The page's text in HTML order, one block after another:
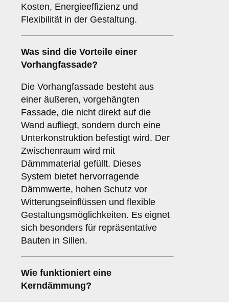
Kosten, Energieeffizienz und
Flexibilität in der Gestaltung.
Was sind die Vorteile einer
Vorhangfassade?
Die Vorhangfassade besteht aus
einer äußeren, vorgehängten
Fassade, die nicht direkt auf die
Wand aufliegt, sondern durch eine
Unterkonstruktion befestigt wird. Der
Zwischenraum wird mit
Dämmmaterial gefüllt. Dieses
System bietet hervorragende
Dämmwerte, hohen Schutz vor
Witterungseinflüssen und flexible
Gestaltungsmöglichkeiten. Es eignet
sich besonders für repräsentative
Bauten in Sillen.
Wie funktioniert eine
Kerndämmung?